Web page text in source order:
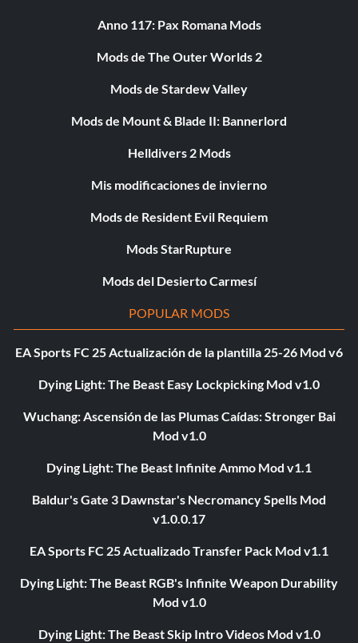
Anno 117: Pax Romana Mods
Mods de The Outer Worlds 2
Mods de Stardew Valley
Mods de Mount & Blade II: Bannerlord
Helldivers 2 Mods
Mis modificaciones de invierno
Mods de Resident Evil Requiem
Mods StarRupture
Mods del Desierto Carmesí
POPULAR MODS
EA Sports FC 25 Actualización de la plantilla 25-26 Mod v6
Dying Light: The Beast Easy Lockpicking Mod v1.0
Wuchang: Ascensión de las Plumas Caídas: Stronger Bai
Mod v1.0
Dying Light: The Beast Infinite Ammo Mod v1.1
Baldur's Gate 3 Dawnstar's Necromancy Spells Mod
v1.0.0.17
EA Sports FC 25 Actualizado Transfer Pack Mod v1.1
Dying Light: The Beast RGB's Infinite Weapon Durability
Mod v1.0
Dying Light: The Beast Skip Intro Videos Mod v1.0